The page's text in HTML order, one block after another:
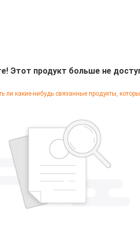
Этот продукт больше не
ли какие-нибудь связанные продукты,